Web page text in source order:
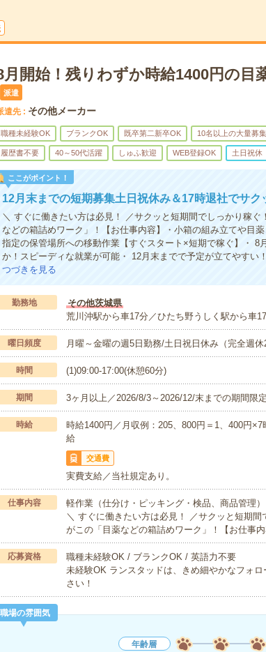
月開始！残りわずか時給1400円の目
派遣
遣先 その他メーカー
職種未経験OK ブランクOK 既卒第二新卒OK 10名以上の大量募集
履歴書不要 40～50代活躍 しゅふ歓迎 WEB登録OK 土日祝休
ここがポイント！
12月末までの短期募集土日祝休み＆17時退社でサ
＼ すぐに働きたい方は必見！ ／サクッと短期間でしっかり稼
などの箱詰めワーク」！【お仕事内容】・小箱の組み立てや目
指定の保管場所への移動作業【すぐスタート×短期で稼ぐ】・ 8
か！スピーディな就業が可能・ 12月末までで予定が立てやす
つづきを見る
勤務地
その他茨城県
荒川沖駅から車17分／ひたち野うしく駅から車
曜日頻度 月曜～金曜の週5日勤務/土日祝日休み（完全週休
時間 (1)09:00-17:00(休憩60分)
期間 3ヶ月以上／2026/8/3～2026/12/末までの期間限
時給
時給1400円／月収例：205、800円＝1、400円
給
交通費
実費支給／当社規定あり。
仕事内容
軽作業（仕分け・ピッキング・検品、商品管理）
＼ すぐに働きたい方は必見！ ／サクッと短期
がこの「目薬などの箱詰めワーク」！【お仕事
応募資格
職種未経験OK / ブランクOK / 英語力不要
未経験OK ランスタッドは、きめ細やかなフォ
さい！
職場の雰囲気
年齢層